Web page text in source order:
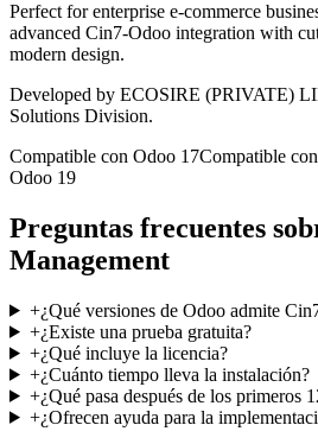
Perfect for enterprise e-commerce
advanced Cin7-Odoo integration with
modern design.
Developed by ECOSIRE (PRIVATE)
Solutions Division.
Compatible con Odoo 17Compatible
Odoo 19
Preguntas frecuentes
Management
+¿Qué versiones de Odoo admite
+¿Existe una prueba gratuita?
+¿Qué incluye la licencia?
+¿Cuánto tiempo lleva la instalación?
+¿Qué pasa después de los primeros
+¿Ofrecen ayuda para la